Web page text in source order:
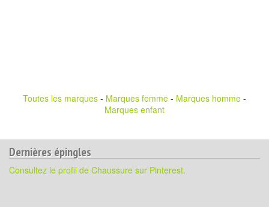
Toutes les marques - Marques femme - Marques homme -
Marques enfant
Dernières épingles
Consultez le profil de Chaussure sur Pinterest.